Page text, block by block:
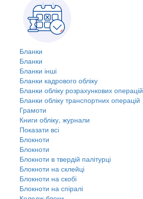
Бланки
Бланки
Бланки інші
Бланки кадрового обліку
Бланки обліку розрахункових операцій
Бланки обліку транспортних операцій
Грамоти
Книги обліку, журнали
Показати всі
Блокноти
Блокноти
Блокноти в твердій палітурці
Блокноти на склейці
Блокноти на скобі
Блокноти на спіралі